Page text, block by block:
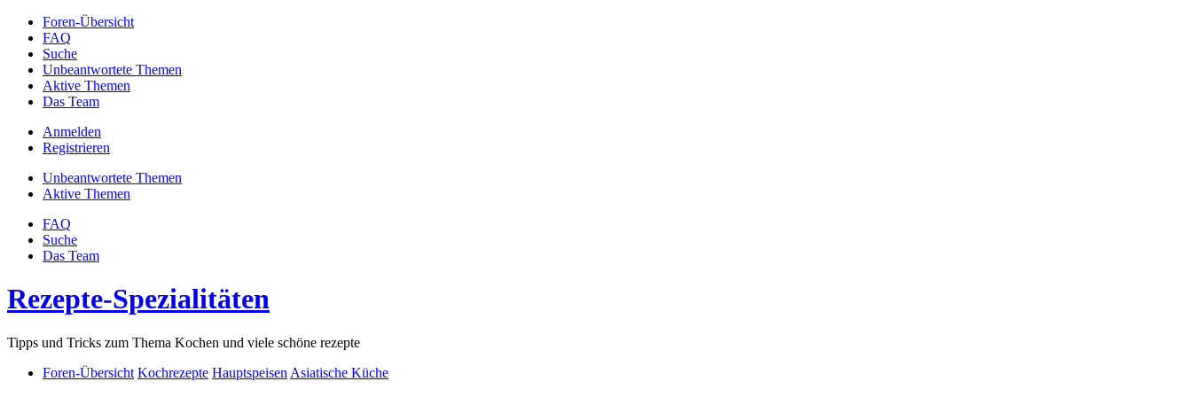
Foren-Übersicht
FAQ
Suche
Unbeantwortete Themen
Aktive Themen
Das Team
Anmelden
Registrieren
Unbeantwortete Themen
Aktive Themen
FAQ
Suche
Das Team
Rezepte-Spezialitäten
Tipps und Tricks zum Thema Kochen und viele schöne rezepte
Foren-Übersicht Kochrezepte Hauptspeisen Asiatische Küche